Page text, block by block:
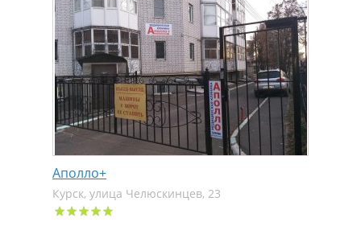
Аполло+
Курск, улица Челюскинцев, 23